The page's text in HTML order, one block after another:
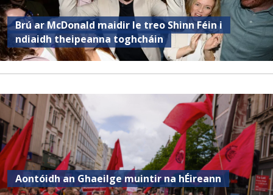
Brú ar McDonald maidir le treo Shinn Féin i
ndiaidh theipeanna toghcháin
Aontóidh an Ghaeilge muintir na hÉireann